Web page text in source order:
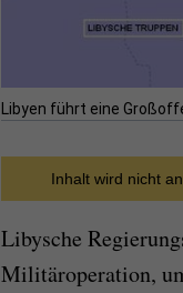
Libyen führt eine
Inhalt wird nicht
Libysche
Militäroperation,